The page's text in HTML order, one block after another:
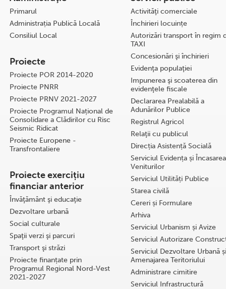
Primarul
Administrația Publică Locală
Consiliul Local
Proiecte
Proiecte POR 2014-2020
Proiecte PNRR
Proiecte PRNV 2021-2027
Proiecte Programul Național de
Consolidare a Clădirilor cu Risc
Seismic Ridicat
Proiecte Europene -
Transfrontaliere
Proiecte exercițiu
financiar anterior
Învăţământ şi educaţie
Dezvoltare urbană
Social culturale
Spaţii verzi şi parcuri
Transport şi străzi
Proiecte finanțate prin
Programul Regional Nord-Vest
2021-2027
Activităţi comerciale
Închirieri locuințe
Autorizări transport în regim
TAXI
Concesionări şi închirieri
Evidenţa populaţiei
Impunerea şi scoaterea din
evidenţele fiscale
Declararea Prealabilă a
Adunărilor Publice
Registrul Agricol
Relaţii cu publicul
Direcția Asistență Socială
Serviciul Evidența și Încasarea
Veniturilor
Serviciul Utilități Publice
Starea civilă
Cereri și Formulare
Arhiva
Serviciul Urbanism și Avize
Serviciul Autorizare
Serviciul Dezvoltare Urbană și
Amenajarea Teritoriului
Administrare cimitire
Serviciul Infrastructură